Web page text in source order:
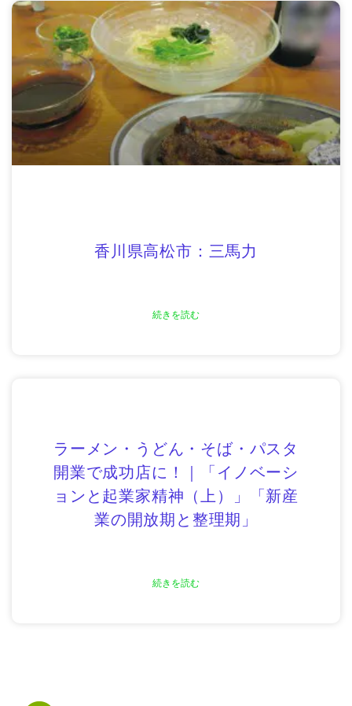
香川県高松市：三馬力
続きを読む
ラーメン・うどん・そば・パスタ
開業で成功店に！｜「イノベーシ
ョンと起業家精神（上）」「新産
業の開放期と整理期」
続きを読む